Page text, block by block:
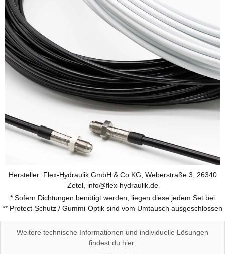
Hersteller: Flex-Hydraulik GmbH & Co KG, Weberstraße 3, 26340
Zetel, info@flex-hydraulik.de
* Sofern Dichtungen benötigt werden, liegen diese jedem Set bei
** Protect-Schutz / Gummi-Optik sind vom Umtausch ausgeschlossen
Weitere technische Informationen und individuelle Lösungen
findest du hier: